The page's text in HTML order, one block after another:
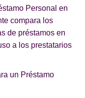
Personal en
compara los
de préstamos en
a los prestatarios
un Préstamo